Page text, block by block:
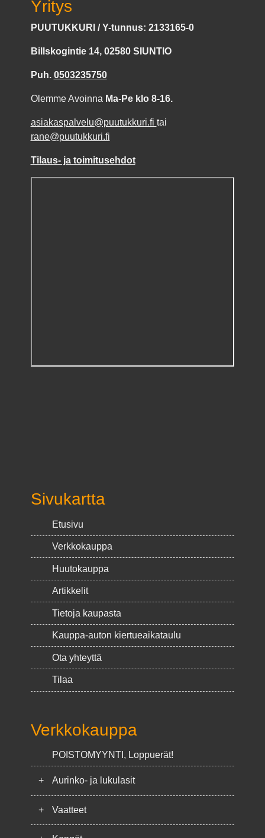
Yritys
PUUTUKKURI / Y-tunnus: 2133165-0
Billskogintie 14, 02580 SIUNTIO
Puh. 0503235750
Olemme Avoinna Ma-Pe klo 8-16.
asiakaspalvelu@puutukkuri.fi tai
rane@puutukkuri.fi
Tilaus- ja toimitusehdot
Sivukartta
Etusivu
Verkkokauppa
Huutokauppa
Artikkelit
Tietoja kaupasta
Kauppa-auton kiertueaikataulu
Ota yhteyttä
Tilaa
Verkkokauppa
POISTOMYYNTI, Loppuerät!
+ Aurinko- ja lukulasit
+ Vaatteet